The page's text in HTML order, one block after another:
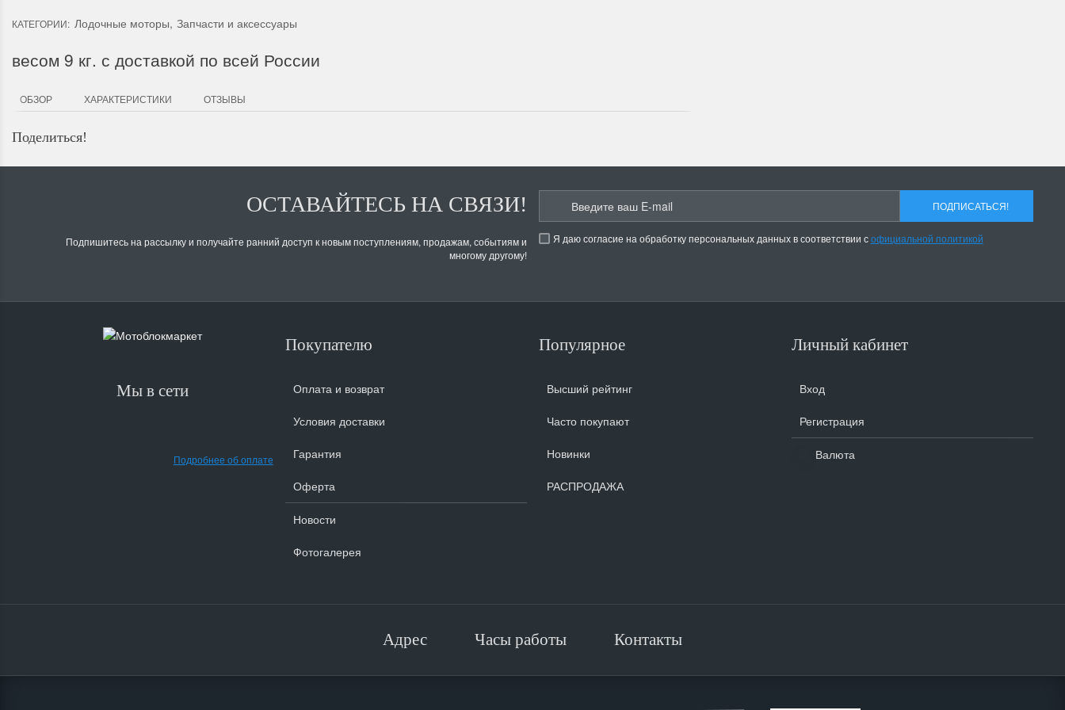
КАТЕГОРИИ: Лодочные моторы, Запчасти и аксессуары
весом 9 кг. с доставкой по всей России
ОБЗОР ХАРАКТЕРИСТИКИ ОТЗЫВЫ
Поделиться!
ОСТАВАЙТЕСЬ НА СВЯЗИ!
Подпишитесь на рассылку и получайте ранний доступ к новым поступлениям, продажам, событиям и
многому другому!
ПОДПИСАТЬСЯ!
Я даю согласие на обработку персональных данных в соответствии софициальной политикой
Мы в сети
Подробнее об оплате
Покупателю
Оплата и возврат
Условия доставки
Гарантия
Оферта
Новости
Фотогалерея
Популярное
Высший рейтинг
Часто покупают
Новинки
РАСПРОДАЖА
Личный кабинет
Вход
Регистрация
Валюта
Адрес Часы работы Контакты